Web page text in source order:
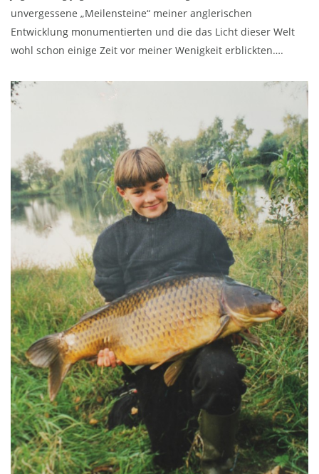
unvergessene „Meilensteine“ meiner anglerischen
Entwicklung monumentierten und die das Licht dieser Welt
wohl schon einige Zeit vor meiner Wenigkeit erblickten….